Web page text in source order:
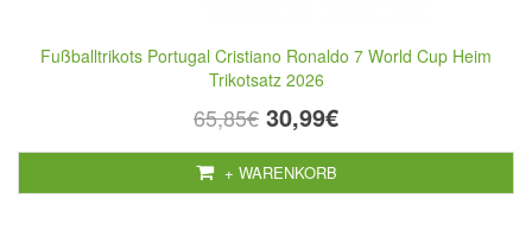
Fußballtrikots Portugal Cristiano Ronaldo 7 World Cup Heim
Trikotsatz 2026
65,85€ 30,99€
+ WARENKORB